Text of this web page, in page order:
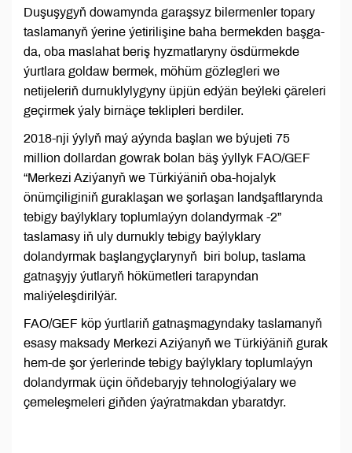
Duşuşygyň dowamynda garaşsyz bilermenler topary
taslamanyň ýerine ýetirilişine baha bermekden başga-
da, oba maslahat beriş hyzmatlaryny ösdürmekde
ýurtlara goldaw bermek, möhüm gözlegleri we
netijeleriň durnuklylygyny üpjün edýän beýleki çäreleri
geçirmek ýaly birnäçe teklipleri berdiler.
2018-nji ýylyň maý aýynda başlan we býujeti 75
million dollardan gowrak bolan bäş ýyllyk FAO/GEF
“Merkezi Aziýanyň we Türkiýäniň oba-hojalyk
önümçiliginiň guraklaşan we şorlaşan landşaftlarynda
tebigy baýlyklary toplumlaýyn dolandyrmak -2”
taslamasy iň uly durnukly tebigy baýlyklary
dolandyrmak başlangyçlarynyň biri bolup, taslama
gatnaşyjy ýutlaryň hökümetleri tarapyndan
maliýeleşdirilýär.
FAO/GEF köp ýurtlariň gatnaşmagyndaky taslamanyň
esasy maksady Merkezi Aziýanyň we Türkiýäniň gurak
hem-de şor ýerlerinde tebigy baýlyklary toplumlaýyn
dolandyrmak üçin öňdebaryjy tehnologiýalary we
çemeleşmeleri giňden ýaýratmakdan ybaratdyr.